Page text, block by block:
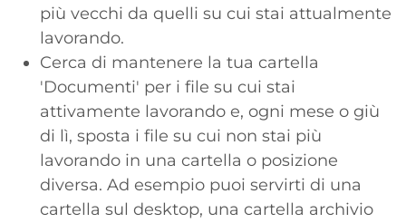
più vecchi da quelli su cui stai attualmente
lavorando.
Cerca di mantenere la tua cartella
'Documenti' per i file su cui stai
attivamente lavorando e, ogni mese o giù
di lì, sposta i file su cui non stai più
lavorando in una cartella o posizione
diversa. Ad esempio puoi servirti di una
cartella sul desktop, una cartella archivio